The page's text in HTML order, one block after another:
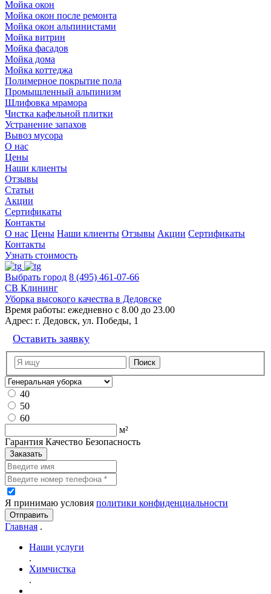
Мойка окон
Мойка окон после ремонта
Мойка окон альпинистами
Мойка витрин
Мойка фасадов
Мойка дома
Мойка коттеджа
Полимерное покрытие пола
Промышленный альпинизм
Шлифовка мрамора
Чистка кафельной плитки
Устранение запахов
Вывоз мусора
О нас
Цены
Наши клиенты
Отзывы
Статьи
Акции
Сертификаты
Контакты
О нас Цены Наши клиенты Отзывы Акции Сертификаты
Контакты
Узнать стоимость
Выбрать город 8 (495) 461-07-66
СВ Клининг
Уборка высокого качества в Дедовске
Время работы: ежедневно с 8.00 до 23.00
Адрес: г. Дедовск, ул. Победы, 1
Оставить заявку
40
50
60
м²
Гарантия Качество Безопасность
Заказать
Я принимаю условия политики конфиденциальности
Отправить
Главная .
Наши услуги
.
Химчистка
.